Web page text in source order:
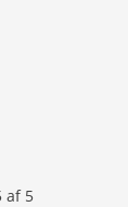
af 5